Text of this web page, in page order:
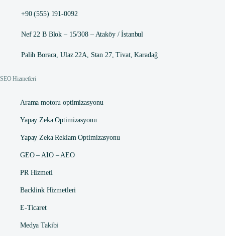
+90 (555) 191-0092
Nef 22 B Blok – 15/308 – Ataköy / İstanbul
Palih Boraca, Ulaz 22A, Stan 27, Tivat, Karadağ
SEO Hizmetleri
Arama motoru optimizasyonu
Yapay Zeka Optimizasyonu
Yapay Zeka Reklam Optimizasyonu
GEO – AIO – AEO
PR Hizmeti
Backlink Hizmetleri
E-Ticaret
Medya Takibi